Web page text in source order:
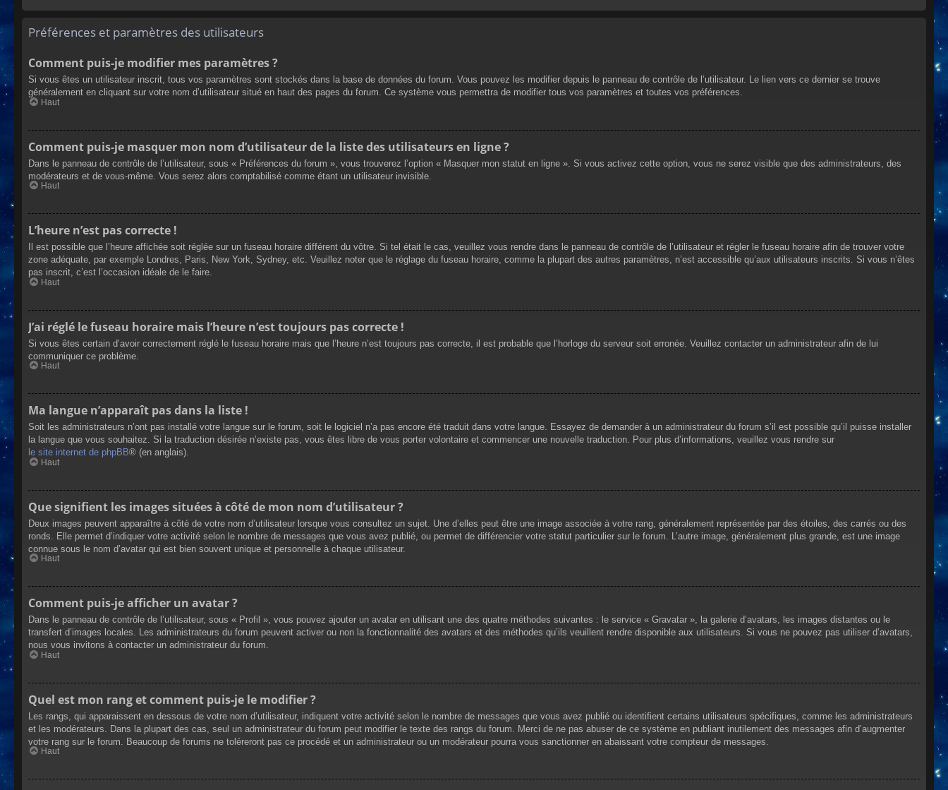
Préférences et paramètres des utilisateurs
Comment puis-je modifier mes paramètres ?
Si vous êtes un utilisateur inscrit, tous vos paramètres sont stockés dans la base de données du forum. Vous pouvez les modifier depuis le panneau de contrôle de l’utilisateur. Le lien vers ce dernier se trouve
généralement en cliquant sur votre nom d’utilisateur situé en haut des pages du forum. Ce système vous permettra de modifier tous vos paramètres et toutes vos préférences.
Haut
Comment puis-je masquer mon nom d’utilisateur de la liste des utilisateurs en ligne ?
Dans le panneau de contrôle de l’utilisateur, sous « Préférences du forum », vous trouverez l’option « Masquer mon statut en ligne ». Si vous activez cette option, vous ne serez visible que des administrateurs, des
modérateurs et de vous-même. Vous serez alors comptabilisé comme étant un utilisateur invisible.
Haut
L’heure n’est pas correcte !
Il est possible que l’heure affichée soit réglée sur un fuseau horaire différent du vôtre. Si tel était le cas, veuillez vous rendre dans le panneau de contrôle de l’utilisateur et régler le fuseau horaire afin de trouver votre
zone adéquate, par exemple Londres, Paris, New York, Sydney, etc. Veuillez noter que le réglage du fuseau horaire, comme la plupart des autres paramètres, n’est accessible qu’aux utilisateurs inscrits. Si vous n’êtes
pas inscrit, c’est l’occasion idéale de le faire.
Haut
J’ai réglé le fuseau horaire mais l’heure n’est toujours pas correcte !
Si vous êtes certain d’avoir correctement réglé le fuseau horaire mais que l’heure n’est toujours pas correcte, il est probable que l’horloge du serveur soit erronée. Veuillez contacter un administrateur afin de lui
communiquer ce problème.
Haut
Ma langue n’apparaît pas dans la liste !
Soit les administrateurs n’ont pas installé votre langue sur le forum, soit le logiciel n’a pas encore été traduit dans votre langue. Essayez de demander à un administrateur du forum s’il est possible qu’il puisse installer
la langue que vous souhaitez. Si la traduction désirée n’existe pas, vous êtes libre de vous porter volontaire et commencer une nouvelle traduction. Pour plus d’informations, veuillez vous rendre sur
le site internet de phpBB® (en anglais).
Haut
Que signifient les images situées à côté de mon nom d’utilisateur ?
Deux images peuvent apparaître à côté de votre nom d’utilisateur lorsque vous consultez un sujet. Une d’elles peut être une image associée à votre rang, généralement représentée par des étoiles, des carrés ou des
ronds. Elle permet d’indiquer votre activité selon le nombre de messages que vous avez publié, ou permet de différencier votre statut particulier sur le forum. L’autre image, généralement plus grande, est une image
connue sous le nom d’avatar qui est bien souvent unique et personnelle à chaque utilisateur.
Haut
Comment puis-je afficher un avatar ?
Dans le panneau de contrôle de l’utilisateur, sous « Profil », vous pouvez ajouter un avatar en utilisant une des quatre méthodes suivantes : le service « Gravatar », la galerie d’avatars, les images distantes ou le
transfert d’images locales. Les administrateurs du forum peuvent activer ou non la fonctionnalité des avatars et des méthodes qu’ils veuillent rendre disponible aux utilisateurs. Si vous ne pouvez pas utiliser d’avatars,
nous vous invitons à contacter un administrateur du forum.
Haut
Quel est mon rang et comment puis-je le modifier ?
Les rangs, qui apparaissent en dessous de votre nom d’utilisateur, indiquent votre activité selon le nombre de messages que vous avez publié ou identifient certains utilisateurs spécifiques, comme les administrateurs
et les modérateurs. Dans la plupart des cas, seul un administrateur du forum peut modifier le texte des rangs du forum. Merci de ne pas abuser de ce système en publiant inutilement des messages afin d’augmenter
votre rang sur le forum. Beaucoup de forums ne toléreront pas ce procédé et un administrateur ou un modérateur pourra vous sanctionner en abaissant votre compteur de messages.
Haut